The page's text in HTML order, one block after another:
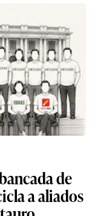
de
a aliados